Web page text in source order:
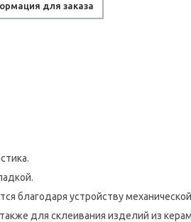
для заказа
благодаря устройству
для склеивания изделий из